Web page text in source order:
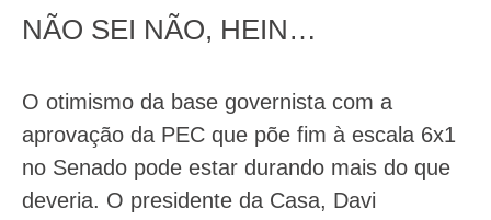
NÃO SEI NÃO, HEIN…
O otimismo da base governista com a
aprovação da PEC que põe fim à escala 6x1
no Senado pode estar durando mais do que
deveria. O presidente da Casa, Davi